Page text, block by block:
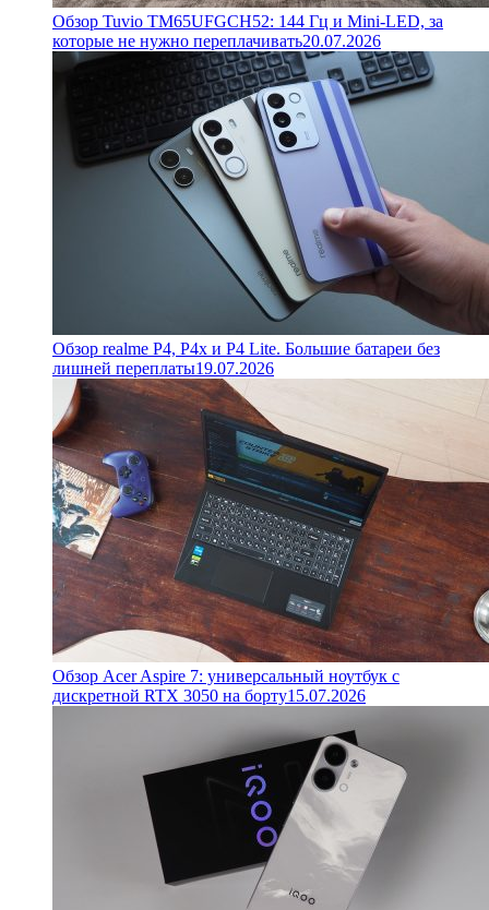
Обзор Tuvio TM65UFGCH52: 144 Гц и Mini-LED, за
которые не нужно переплачивать20.07.2026
Обзор realme P4, P4x и P4 Lite. Большие батареи без
лишней переплаты19.07.2026
Обзор Acer Aspire 7: универсальный ноутбук с
дискретной RTX 3050 на борту15.07.2026